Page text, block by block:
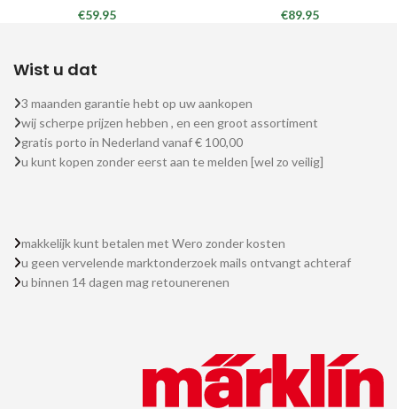
€59.95 €89.95
Wist u dat
3 maanden garantie hebt op uw aankopen
wij scherpe prijzen hebben , en een groot assortiment
gratis porto in Nederland vanaf € 100,00
u kunt kopen zonder eerst aan te melden [wel zo veilig]
makkelijk kunt betalen met Wero zonder kosten
u geen vervelende marktonderzoek mails ontvangt achteraf
u binnen 14 dagen mag retounerenen